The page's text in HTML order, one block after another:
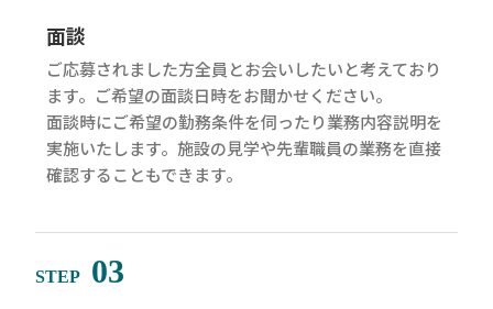
面談
ご応募されました方全員とお会いしたいと考えており
ます。ご希望の面談日時をお聞かせください。
面談時にご希望の勤務条件を伺ったり業務内容説明を
実施いたします。施設の見学や先輩職員の業務を直接
確認することもできます。
STEP 03